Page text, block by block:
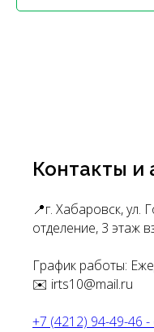
Контакты и
📍г. Хабаровск, ул.
отделение, 3 этаж
График работы:
✉️ irts10@mail.ru
+7 (4212) 94-49-46